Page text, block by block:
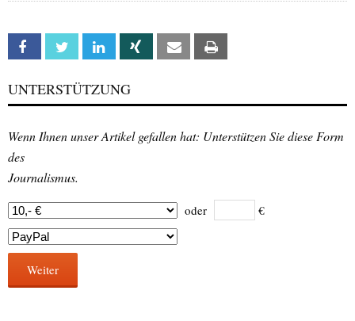
Facebook Twitter Linkedin Xing Email
UNTERSTÜTZUNG
Wenn Ihnen unser Artikel gefallen hat: Unterstützen Sie diese Form
des
Journalismus.
oder €
Weiter